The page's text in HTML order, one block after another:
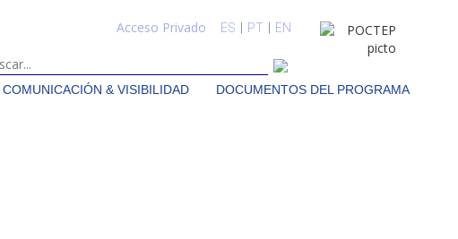
Acceso Privado ES PT EN
COMUNICACIÓN & VISIBILIDAD DOCUMENTOS DEL PROGRAMA